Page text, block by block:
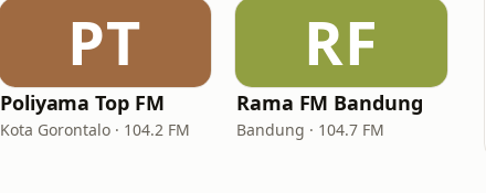
PT
Poliyama Top FM
Kota Gorontalo · 104.2 FM
RF
Rama FM Bandung
Bandung · 104.7 FM